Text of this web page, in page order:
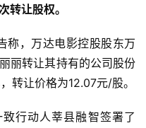
转让股权。
称，万达电影控股股东万
丽转让其持有的公司股份
转让价格为12.07元/股。
行动人莘县融智签署了